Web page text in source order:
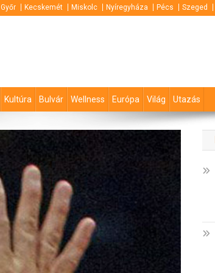
Győr Kecskemét Miskolc Nyíregyháza Pécs Szeged
Kultúra Bulvár Wellness Európa Világ Utazás